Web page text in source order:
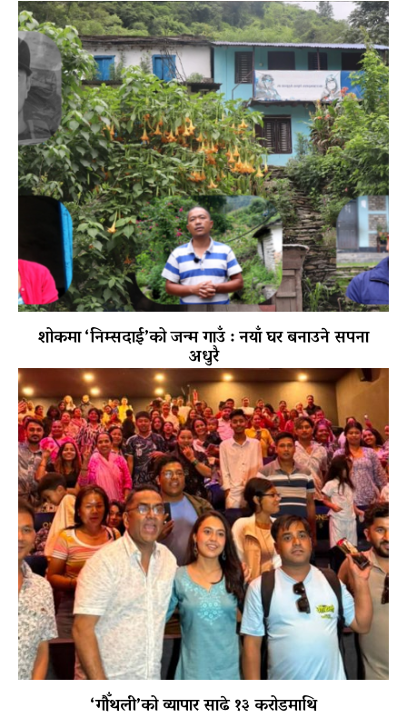
शोकमा ‘निम्सदाई’को जन्म गाउँ : नयाँ घर बनाउने सपना
अधुरै
‘गौँथली’को व्यापार साढे १३ करोडमाथि